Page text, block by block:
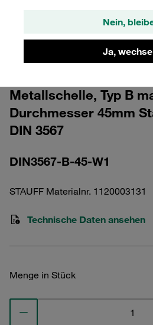
Nein,
Ja,
tatsächlichen Produkt abweichen.
um die CAD-Daten kostenlos
Metallschelle, Typ B
Durchmesser 45mm
DIN 3567
DIN3567-B-45-W1
STAUFF Materialnr. 1120003131
Technische Daten ansehen
Menge in Stück